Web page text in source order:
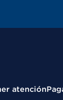
atención